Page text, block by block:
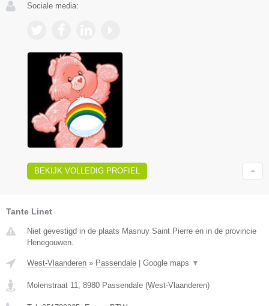
Sociale media:
BEKIJK VOLLEDIG PROFIEL
Tante Linet
Niet gevestigd in de plaats Masnuy Saint Pierre en in de provincie
Henegouwen.
West-Vlaanderen » Passendale Google maps ▼
Molenstraat 11 8980 Passendale (West-Vlaanderen)